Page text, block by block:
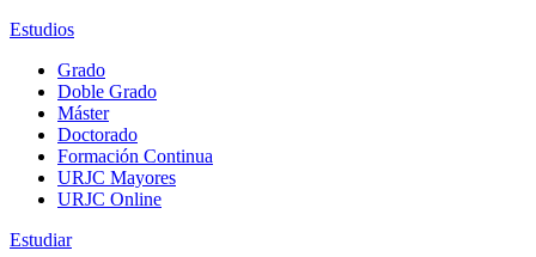
Estudios
Grado
Doble Grado
Máster
Doctorado
Formación Continua
URJC Mayores
URJC Online
Estudiar